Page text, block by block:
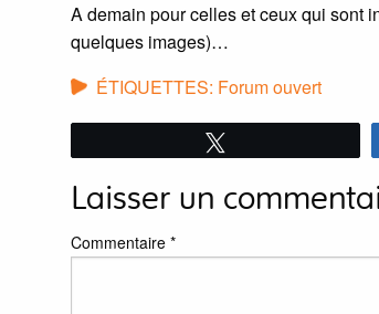
A demain pour celles et ceux qui sont
quelques images)…
ÉTIQUETTES: Forum ouvert
Laisser un
Commentaire *